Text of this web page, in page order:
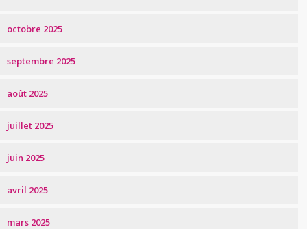
octobre 2025
septembre 2025
août 2025
juillet 2025
juin 2025
avril 2025
mars 2025